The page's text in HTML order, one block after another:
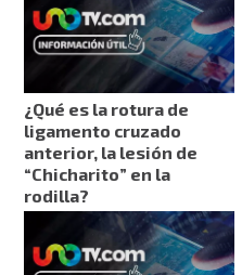
¿Qué es la rotura de
ligamento cruzado
anterior, la lesión de
“Chicharito” en la
rodilla?